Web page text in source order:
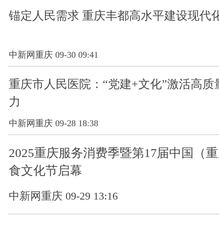
锚定人民需求 重庆丰都高水平建设现代
中新网重庆 09-30 09:41
重庆市人民医院：“党建+文化”激活高质
力
中新网重庆 09-28 18:38
2025重庆服务消费季暨第17届中国（
食文化节启幕
中新网重庆 09-29 13:16